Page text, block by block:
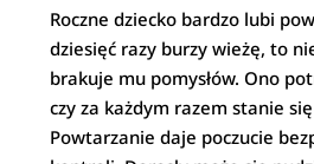
Roczne dziecko bardzo lubi
dziesięć razy burzy wieżę, to
brakuje mu pomysłów. Ono
czy za każdym razem stanie
Powtarzanie daje poczucie